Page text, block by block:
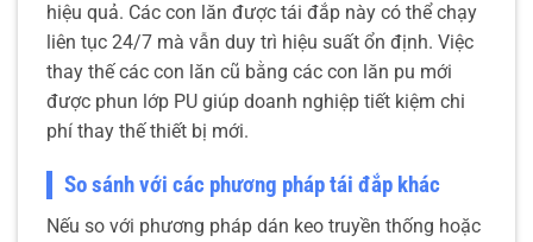
hiệu quả. Các con lăn được tái đắp này có thể chạy
liên tục 24/7 mà vẫn duy trì hiệu suất ổn định. Việc
thay thế các con lăn cũ bằng các con lăn pu mới
được phun lớp PU giúp doanh nghiệp tiết kiệm chi
phí thay thế thiết bị mới.
So sánh với các phương pháp tái đắp khác
Nếu so với phương pháp dán keo truyền thống hoặc